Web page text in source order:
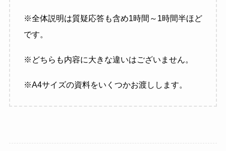
※全体説明は質疑応答も含め1時間～1時間半ほど
です。
※どちらも内容に大きな違いはございません。
※A4サイズの資料をいくつかお渡しします。